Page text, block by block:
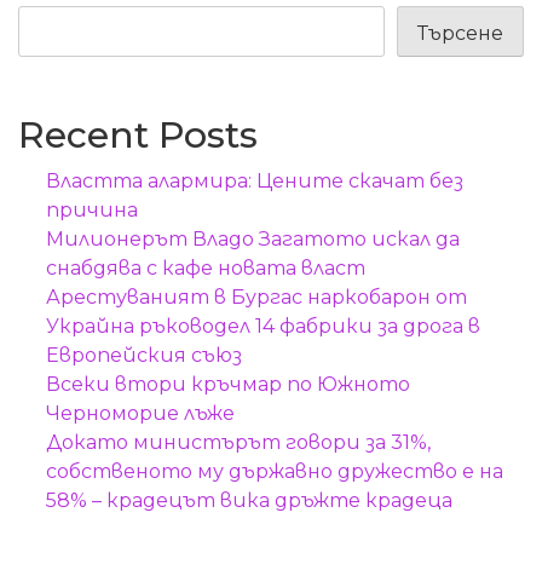
Търсене
Recent Posts
Властта алармира: Цените скачат без
причина
Милионерът Владо Загатото искал да
снабдява с кафе новата власт
Арестуваният в Бургас наркобарон от
Украйна ръководел 14 фабрики за дрога в
Европейския съюз
Всеки втори кръчмар по Южното
Черноморие лъже
Докато министърът говори за 31%,
собственото му държавно дружество е на
58% – крадецът вика дръжте крадеца